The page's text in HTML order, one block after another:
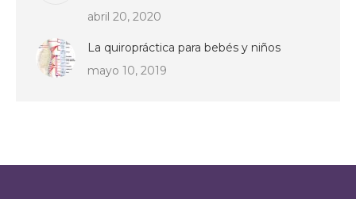
abril 20, 2020
La quiropráctica para bebés y niños
mayo 10, 2019